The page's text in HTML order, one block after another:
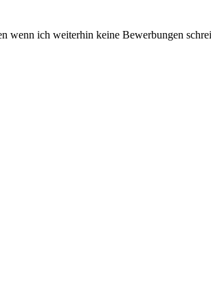
wenn ich weiterhin keine Bewerbungen